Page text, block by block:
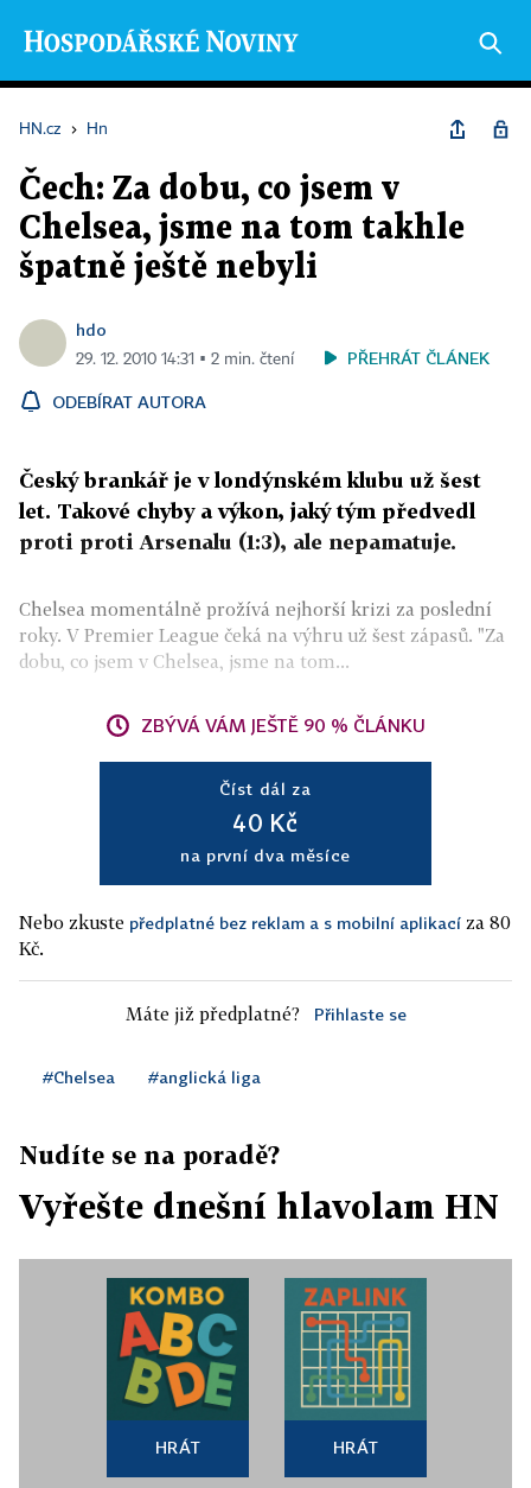
HN.cz › Hn
Čech: Za dobu, co jsem v
Chelsea, jsme na tom takhle
špatně ještě nebyli
hdo
29. 12. 2010 14:31 ▪ 2 min. čtení PŘEHRÁT ČLÁNEK
ODEBÍRAT AUTORA
Český brankář je v londýnském klubu už šest
let. Takové chyby a výkon, jaký tým předvedl
proti proti Arsenalu (1:3), ale nepamatuje.
Chelsea momentálně prožívá nejhorší krizi za poslední
roky. V Premier League čeká na výhru už šest zápasů. "Za
dobu, co jsem v Chelsea, jsme na tom...
ZBÝVÁ VÁM JEŠTĚ 90 % ČLÁNKU
Číst dál za
40 Kč
na první dva měsíce
Nebo zkuste předplatné bez reklam a s mobilní aplikací za 80
Kč.
Máte již předplatné? Přihlaste se
#Chelsea #anglická liga
Nudíte se na poradě?
Vyřešte dnešní hlavolam HN
HRÁT HRÁT